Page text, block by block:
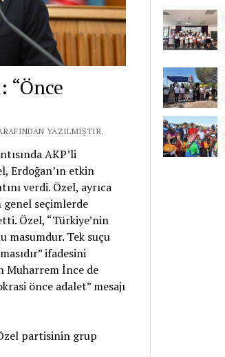
“Önce
YAZILMIŞTIR.
AKP’li
Erdoğan’ın etkin
verdi. Özel, ayrıca
genel seçimlerde
Özel, “Türkiye’nin
masumdur. Tek suçu
ifadesini
Muharrem İnce de
önce adalet” mesajı
partisinin grup